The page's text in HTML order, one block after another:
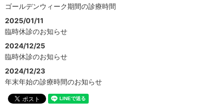
ゴールデンウィーク期間の診療時間
2025/01/11
臨時休診のお知らせ
2024/12/25
臨時休診のお知らせ
2024/12/23
年末年始の診療時間のお知らせ